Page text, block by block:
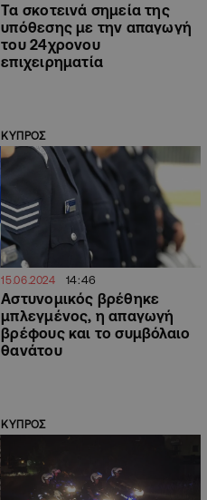
Τα σκοτεινά σημεία της
υπόθεσης με την απαγωγή
του 24χρονου
επιχειρηματία
ΚΥΠΡΟΣ
15.06.2024 14:46
Αστυνομικός βρέθηκε
μπλεγμένος, η απαγωγή
βρέφους και το συμβόλαιο
θανάτου
ΚΥΠΡΟΣ